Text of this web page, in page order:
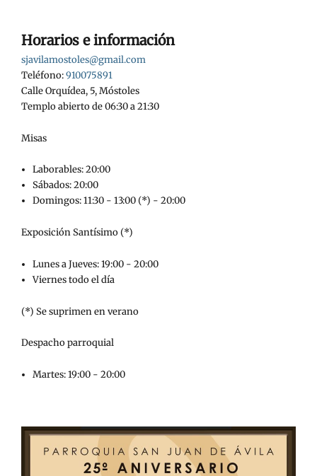
Horarios e información
sjavilamostoles@gmail.com
Teléfono:910075891
Calle Orquídea, 5, Móstoles
Templo abierto de 06:30 a 21:30
Misas
Laborables: 20:00
Sábados: 20:00
Domingos: 11:30 - 13:00 (*) - 20:00
Exposición Santísimo (*)
Lunes a Jueves: 19:00 - 20:00
Viernes todo el día
(*) Se suprimen en verano
Despacho parroquial
Martes: 19:00 - 20:00